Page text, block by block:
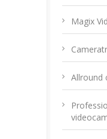
Magix
Allround